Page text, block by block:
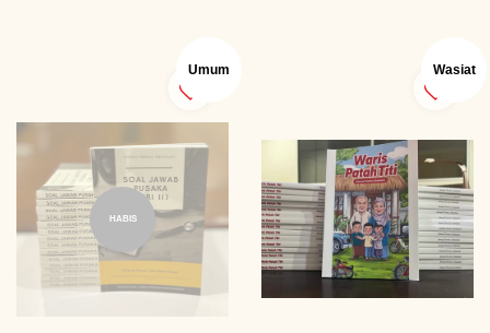
HABIS
Umum Wasiat